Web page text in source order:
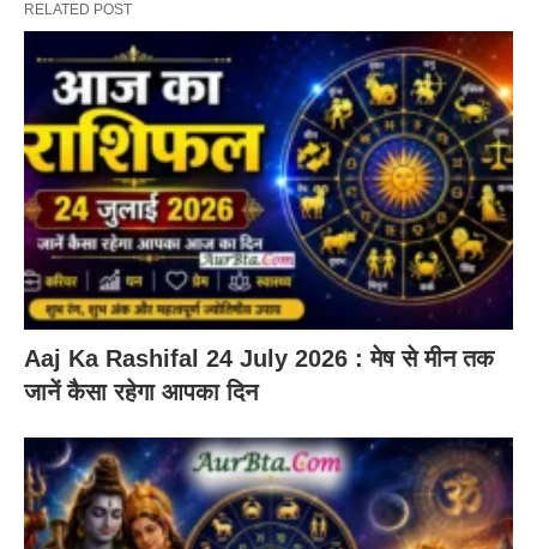
RELATED POST
Aaj Ka Rashifal 24 July 2026 : मेष से मीन तक
जानें कैसा रहेगा आपका दिन